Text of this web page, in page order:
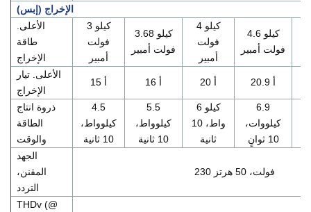
الإخراج (إبس)
الأعلى.
طاقة
الإخراج
3 كيلو
فولت
أمبير
3.68 كيلو
فولت أمبير
4 كيلو
فولت
أمبير
4.6 كيلو
فولت أمبير
الأعلى. تيار
الإخراج
15 أ 16 أ 20 أ 20.9 أ
ذروة انتاج
الطاقة
والوقت
4.5
كيلوواط،
10 ثانية
5.5
كيلوواط،
10 ثانية
6 كيلو
واط، 10
ثانية
6.9
كيلووات،
10 ثوانٍ
الجهد
المقنن،
التردد
230 فولت، 50 هرتز
THDv (@